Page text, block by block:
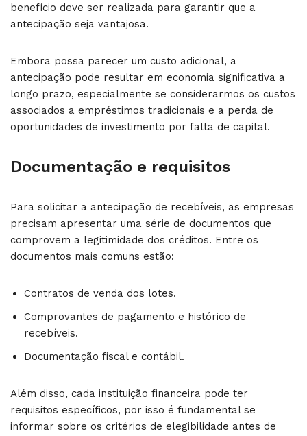
benefício deve ser realizada para garantir que a
antecipação seja vantajosa.
Embora possa parecer um custo adicional, a
antecipação pode resultar em economia significativa a
longo prazo, especialmente se considerarmos os custos
associados a empréstimos tradicionais e a perda de
oportunidades de investimento por falta de capital.
Documentação e requisitos
Para solicitar a antecipação de recebíveis, as empresas
precisam apresentar uma série de documentos que
comprovem a legitimidade dos créditos. Entre os
documentos mais comuns estão:
Contratos de venda dos lotes.
Comprovantes de pagamento e histórico de
recebíveis.
Documentação fiscal e contábil.
Além disso, cada instituição financeira pode ter
requisitos específicos, por isso é fundamental se
informar sobre os critérios de elegibilidade antes de